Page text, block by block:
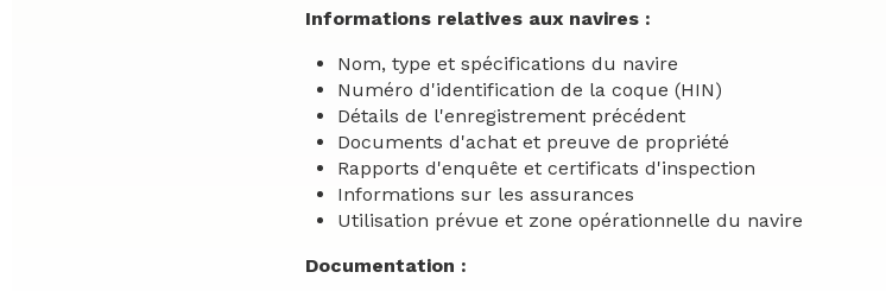
Informations relatives aux navires :
Nom, type et spécifications du navire
Numéro d'identification de la coque (HIN)
Détails de l'enregistrement précédent
Documents d'achat et preuve de propriété
Rapports d'enquête et certificats d'inspection
Informations sur les assurances
Utilisation prévue et zone opérationnelle du navire
Documentation :